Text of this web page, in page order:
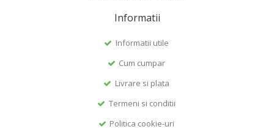
Informatii
Informatii utile
Cum cumpar
Livrare si plata
Termeni si conditii
Politica cookie-uri